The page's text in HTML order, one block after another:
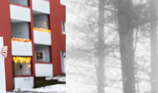
på bordet og
mat, klær og
– Du må komme.
Les mer